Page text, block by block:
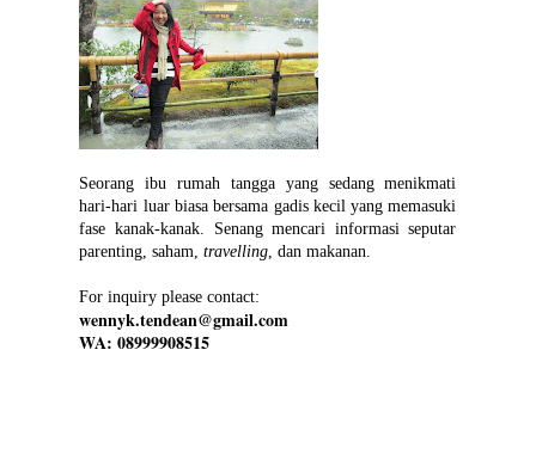
Seorang ibu rumah tangga yang sedang menikmati
hari-hari luar biasa bersama gadis kecil yang memasuki
fase kanak-kanak. Senang mencari informasi seputar
parenting, saham,travelling, dan makanan.
For inquiry please contact:
wennyk.tendean@gmail.com
WA: 08999908515